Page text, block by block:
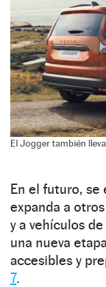
El Jogger también
En el futuro, se
expanda a
y a vehículos de
una nueva
accesibles y
7.